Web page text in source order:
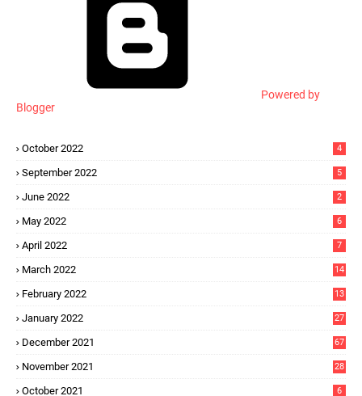
Powered by
Blogger
October 2022 4
September 2022 5
June 2022 2
May 2022 6
April 2022 7
March 2022 14
February 2022 13
January 2022 27
December 2021 67
November 2021 28
October 2021 6